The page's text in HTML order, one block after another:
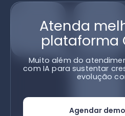
Atenda
plataforma
Muito além do
com IA para sustentar
evolução
Agendar